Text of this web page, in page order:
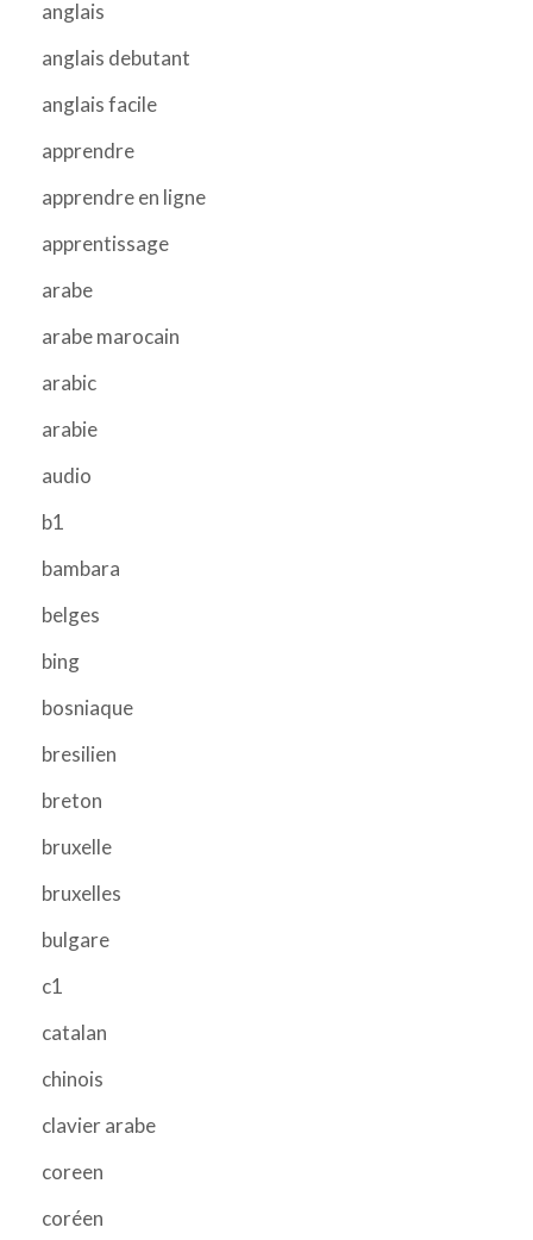
anglais
anglais debutant
anglais facile
apprendre
apprendre en ligne
apprentissage
arabe
arabe marocain
arabic
arabie
audio
b1
bambara
belges
bing
bosniaque
bresilien
breton
bruxelle
bruxelles
bulgare
c1
catalan
chinois
clavier arabe
coreen
coréen